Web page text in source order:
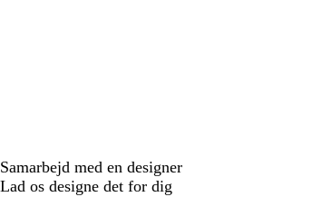
Samarbejd med en designer
Lad os designe det for dig